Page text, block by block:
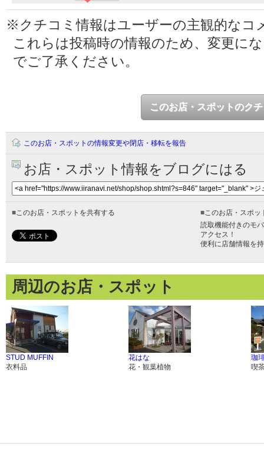
※クチコミ情報はユーザーの主観的なコ
これらは投稿時の情報のため、変更に
でご了承ください。
このお店・スポットのク
このお店・スポットの情報変更や閉店・移転を報告
お店・スポット情報をブログにはる
■このお店・スポットを共有する ■このお店・スポッ
読取機能付きのモ
アクセス！
便利に店舗情報を
周辺のお店・スポット
STUD MUFFIN
衣料品
花はな
花・観葉植物
珈
喫